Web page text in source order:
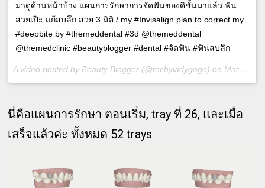
มาดูด้านหน้าบ้าง แผนการรักษาการจัดฟันของดิชั้นมาแล้ว ฟัน
สวยเป๊ะ แก้สบลึก สวย 3 มิติ / my #Invisalign plan to correct my
#deepbite by #themeddental #3d @themeddental
@themedclinic #beautyblogger #dental #จัดฟัน #ฟันสบลึก
A video posted by Beauty Blogger (@techyladygogo) onMar 29, 2016 at 5:42am PDT
นี่คือแผนการรักษา ตอนเริ่ม, tray ที่ 26, และเมื่อ
เสร็จแล้วค่ะ ทั้งหมด 52 trays